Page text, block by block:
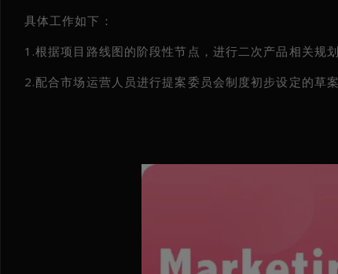
具体工作如下：
1.根据项目路线图的阶段性节点，进行二次产品相关规
2.配合市场运营人员进行提案委员会制度初步设定的草